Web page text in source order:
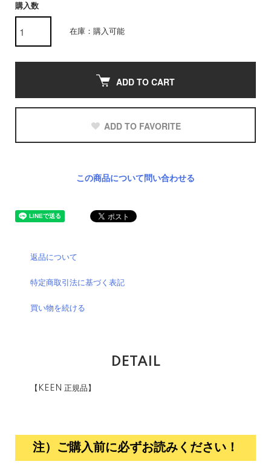
購入数
在庫：購入可能
ADD TO CART
ADD TO FAVORITE
この商品について問い合わせる
返品について
特定商取引法に基づく表記
買い物を続ける
DETAIL
【KEEN 正規品】
注）ご購入前に必ずお読みください！